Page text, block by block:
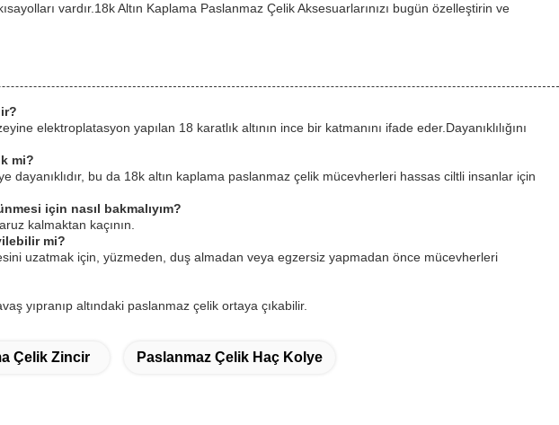
vardır.18k Altın Kaplama Paslanmaz Çelik Aksesuarlarınızı bugün özelleştirin ve
elektroplatasyon yapılan 18 karatlık altının ince bir katmanını ifade eder.Dayanıklılığını
mi?
bu da 18k altın kaplama paslanmaz çelik mücevherleri hassas ciltli insanlar için
için nasıl bakmalıyım?
kalmaktan kaçının.
mi?
uzatmak için, yüzmeden, duş almadan veya egzersiz yapmadan önce mücevherleri
yıpranıp altındaki paslanmaz çelik ortaya çıkabilir.
Çelik Zincir Paslanmaz Çelik Haç Kolye